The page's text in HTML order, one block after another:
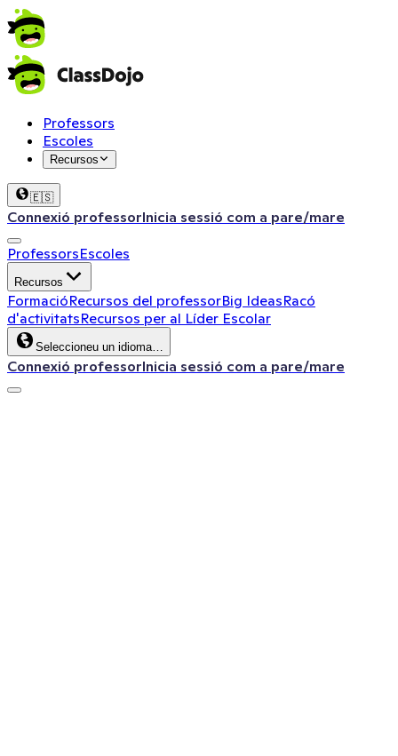
Professors
Escoles
Recursos
🇪🇸
Connexió professorInicia sessió com a pare/mare
ProfessorsEscoles
Recursos
FormacióRecursos del professorBig IdeasRacó
d'activitatsRecursos per al Líder Escolar
Seleccioneu un idioma…
Connexió professorInicia sessió com a pare/mare